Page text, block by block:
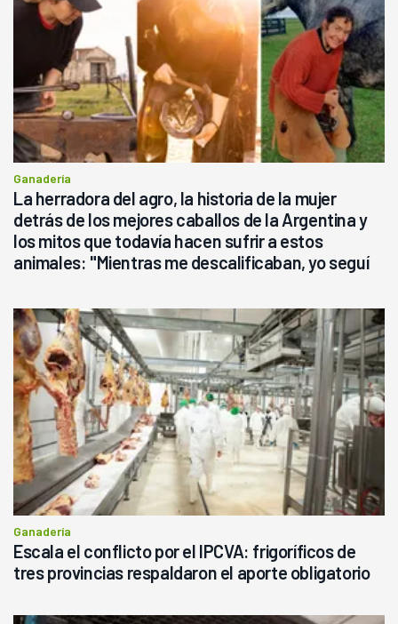
Ganadería
La herradora del agro, la historia de la mujer
detrás de los mejores caballos de la Argentina y
los mitos que todavía hacen sufrir a estos
animales: "Mientras me descalificaban, yo seguí
Ganadería
Escala el conflicto por el IPCVA: frigoríficos de
tres provincias respaldaron el aporte obligatorio